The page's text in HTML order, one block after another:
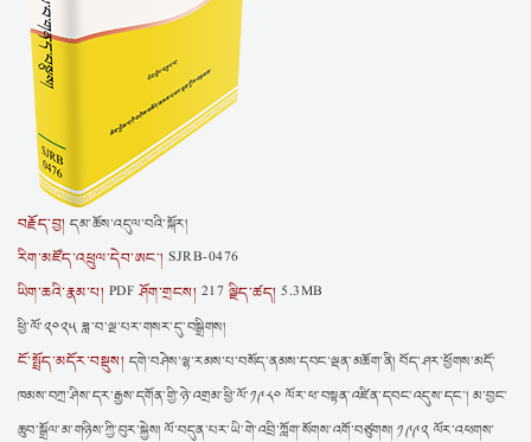
བརྗོད་བྱ། དམ་ཆོས་འདུལ་བའི་སྐོར།
རིག་མཛོད་འཕྲུལ་དེབ་ཨང་། SJRB-0476
ཡིག་ཆའི་རྣམ་པ། PDF ཤོག་གྲངས། 217 ལྗིད་ཚད། 5.3MB
ཕྱི་ལོ་༢༠༢༥ ཟླ་བ་ལྔ་པར་གསར་དུ་བསྒྲིགས།
ངོ་སྤྲོད་མདོར་བསྡུས། དགེ་བཤེས་ལྷ་རམས་པ་བསོད་ནམས་དབང་ལྡན་མཆོག་ནི། བོད་ཤར་ཕྱོགས་མདོ་
ཁམས་བཀྲ་ཤིས་དར་རྒྱས་དགོན་གྱི་ཉེ་འགྲམ་ཕྱི་ལོ་༡༩༨༠ ལོར་ཕ་བསྟན་འཛིན་དབང་འདུས་དང༌། མ་བྱང་
ཆུབ་སྒྲོལ་མ་གཉིས་ཀྱི་བུར་སྐྱེས། ལོ་བདུན་པར་ཡི་གེ་འབྲི་ཀློག་སོགས་འགོ་བཙུགས། ༡༩༩༢ ལོར་འཕགས་